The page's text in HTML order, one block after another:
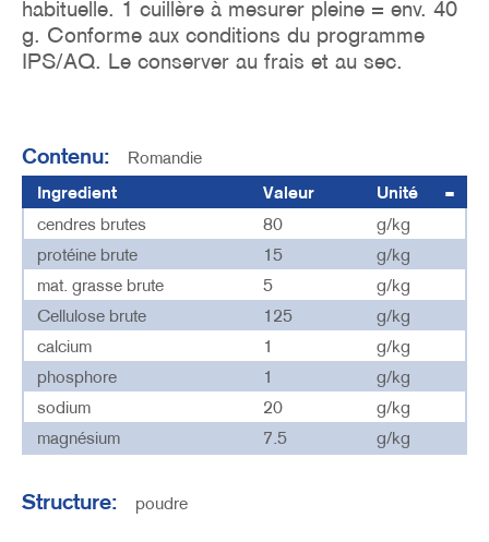
habituelle. 1 cuillère à mesurer pleine = env. 40
g. Conforme aux conditions du programme
IPS/AQ. Le conserver au frais et au sec.
Contenu:
Romandie
Ingredient
Valeur
Unité
cendres brutes
80
g/kg
protéine brute
15
g/kg
mat. grasse brute
5
g/kg
Cellulose brute
125
g/kg
calcium
1
g/kg
phosphore
1
g/kg
sodium
20
g/kg
magnésium
7.5 g/kg
Structure: poudre